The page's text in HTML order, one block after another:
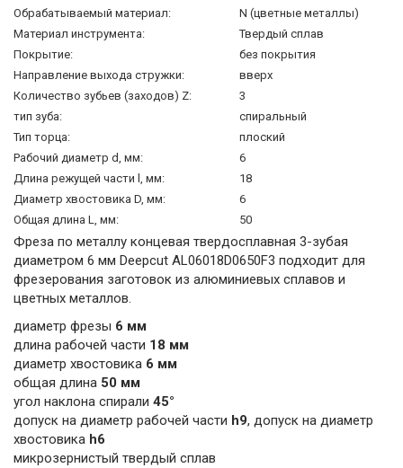
Обрабатываемый материал:
N (цветные металлы)
Материал инструмента:
Твердый сплав
Покрытие:
без покрытия
Направление выхода стружки:
вверх
Количество зубьев (заходов) Z:
3
тип зуба:
спиральный
Тип торца:
плоский
Рабочий диаметр d, мм:
6
Длина режущей части l, мм:
18
Диаметр хвостовика D, мм:
6
Общая длина L, мм:
50
Фреза по металлу концевая твердосплавная 3-зубая
диаметром 6 мм Deepcut AL06018D0650F3 подходит для
фрезерования заготовок из алюминиевых сплавов и
цветных металлов.
диаметр фрезы 6 мм
длина рабочей части 18 мм
диаметр хвостовика 6 мм
общая длина 50 мм
угол наклона спирали 45°
допуск на диаметр рабочей части h9, допуск на диаметр
хвостовика h6
микрозернистый твердый сплав